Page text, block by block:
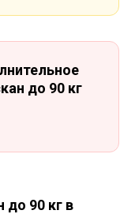
до 90 кг
до 90 кг в